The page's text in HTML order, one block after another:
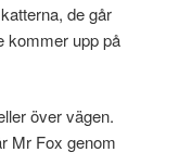
de går
kommer upp på
över vägen.
Mr Fox genom